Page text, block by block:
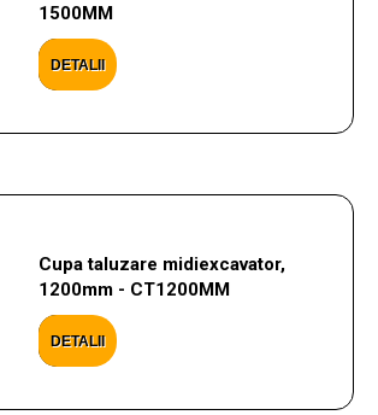
1500MM
DETALII
Cupa taluzare midiexcavator,
1200mm - CT1200MM
DETALII